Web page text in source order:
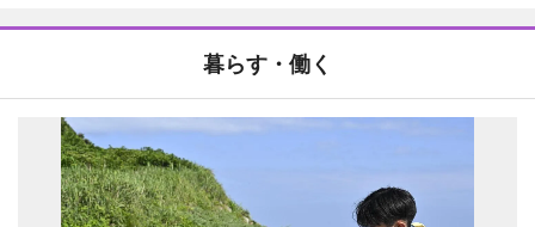
暮らす・働く